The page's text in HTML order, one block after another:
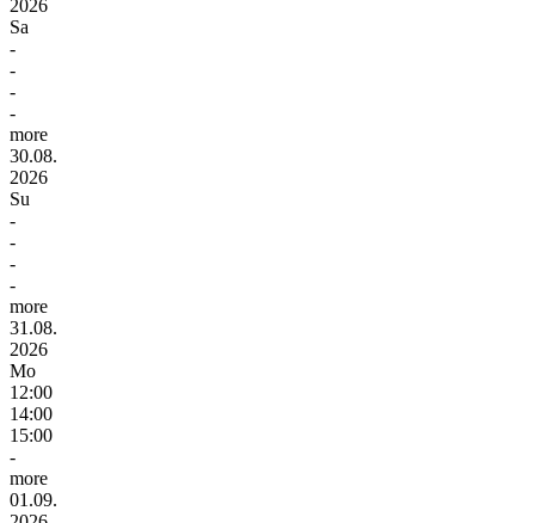
2026
Sa
-
-
-
-
more
30.08.
2026
Su
-
-
-
-
more
31.08.
2026
Mo
12:00
14:00
15:00
-
more
01.09.